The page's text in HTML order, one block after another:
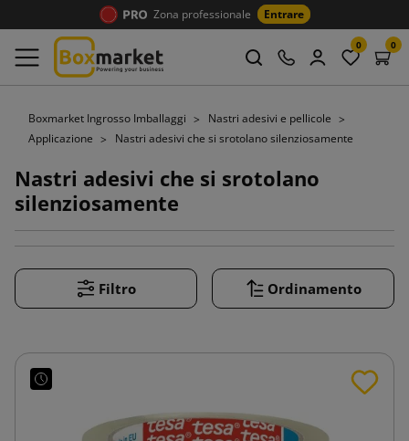
Zona professionale Entrare
0 0
Boxmarket Ingrosso Imballaggi
Nastri adesivi e pellicole
Applicazione
Nastri adesivi che si srotolano silenziosamente
Nastri adesivi che si srotolano
silenziosamente
Filtro Ordinamento